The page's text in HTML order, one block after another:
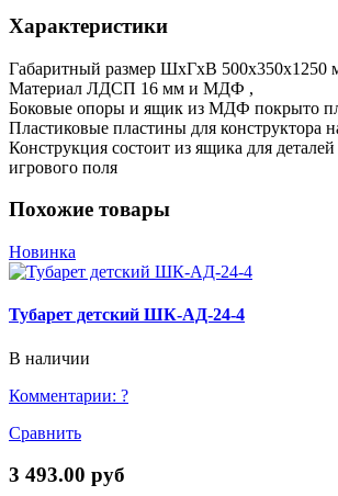
Характеристики
Габаритный размер ШхГхВ 500х350х1250
Материал ЛДСП 16 мм и МДФ ,
Боковые опоры и ящик из МДФ покрыто
Пластиковые пластины для конструктора
Конструкция состоит из ящика для
игрового поля
Похожие товары
Новинка
Тубарет детский ШК-АД-24-4
В наличии
Комментарии: ?
Сравнить
3 493.00 руб